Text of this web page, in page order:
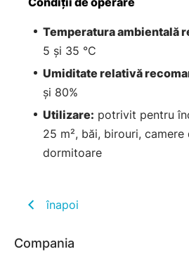
Temperatura ambientală
5 și 35 °C
Umiditate relativă
și 80%
Utilizare: potrivit pentru
25 m², băi, birouri, camere
dormitoare
înapoi
Compania